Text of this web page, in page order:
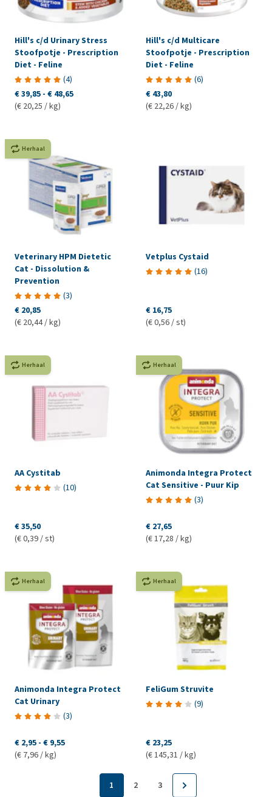
Hill's c/d Urinary Stress
Stoofpotje - Prescription
Diet - Feline
(4)
€ 39,85 - € 48,65
(€ 20,25 / kg)
Hill's c/d Multicare
Stoofpotje - Prescription
Diet - Feline
(6)
€ 43,80
(€ 22,26 / kg)
Herhaal
Veterinary HPM Dietetic
Cat - Dissolution &
Prevention
(3)
€ 20,85
(€ 20,44 / kg)
Vetplus Cystaid
(16)
€ 16,75
(€ 0,56 / st)
Herhaal
AA Cystitab
(10)
€ 35,50
(€ 0,39 / st)
Herhaal
Animonda Integra Protect
Cat Sensitive - Puur Kip
(3)
€ 27,65
(€ 17,28 / kg)
Herhaal
Animonda Integra Protect
Cat Urinary
(3)
€ 2,95 - € 9,55
(€ 7,96 / kg)
Herhaal
FeliGum Struvite
(9)
€ 23,25
(€ 145,31 / kg)
1 2 3